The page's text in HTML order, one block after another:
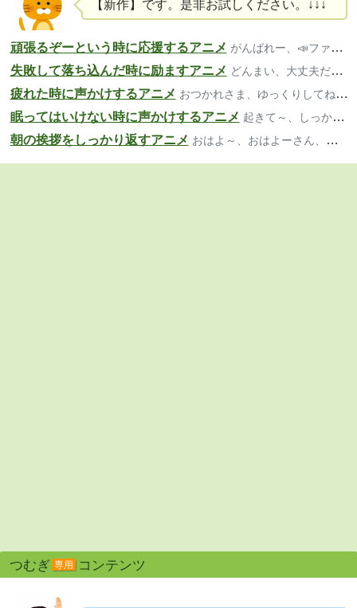
【新作】です。是非お試しください。↓↓↓
頑張るぞーという時に応援するアニメ がんばれー、📣ファイト、いいよー
失敗して落ち込んだ時に励ますアニメ どんまい、大丈夫だよ、気楽にいこ～
疲れた時に声かけするアニメ おつかれさま、ゆっくりしてね、大丈夫？
眠ってはいけない時に声かけするアニメ 起きて～、しっかり、寝ちゃダメだよ
朝の挨拶をしっかり返すアニメ おはよ～、おはよーさん、おっは！
つむぎ 専用 コンテンツ